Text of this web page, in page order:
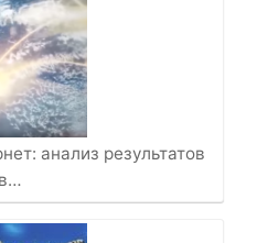
анализ результатов
в…